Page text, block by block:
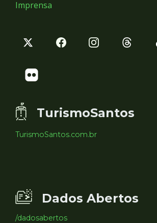
Imprensa
TurismoSantos
TurismoSantos.com.br
Dados Abertos
/dadosabertos